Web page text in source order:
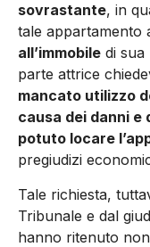
sovrastante, in
tale appartamento
all’immobile di sua
parte attrice
mancato utilizzo
causa dei danni
potuto locare
pregiudizi
Tale richiesta,
Tribunale e dal
hanno ritenuto